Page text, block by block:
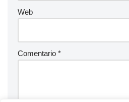
Web
Comentario *